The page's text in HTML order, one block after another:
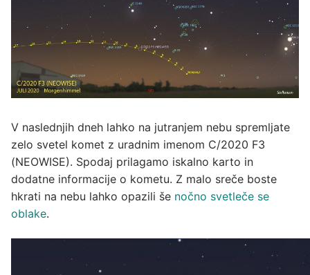
V naslednjih dneh lahko na jutranjem nebu spremljate
zelo svetel komet z uradnim imenom C/2020 F3
(NEOWISE). Spodaj prilagamo iskalno karto in
dodatne informacije o kometu. Z malo sreče boste
hkrati na nebu lahko opazili še nočno svetleče se
oblake.